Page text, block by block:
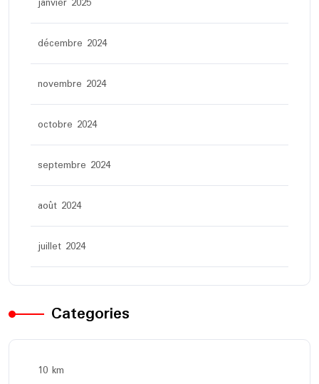
décembre 2024
novembre 2024
octobre 2024
septembre 2024
août 2024
juillet 2024
Categories
10 km